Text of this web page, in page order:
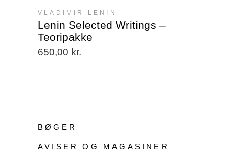
VLADIMIR LENIN
Lenin Selected Writings –
Teoripakke
650,00 kr.
BØGER
AVISER OG MAGASINER